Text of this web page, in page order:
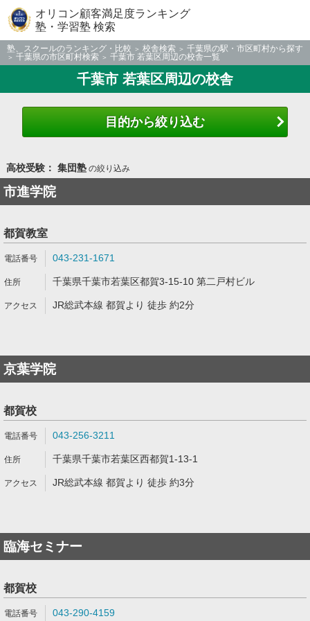
オリコン顧客満足度ランキング
塾・学習塾 検索
塾、スクールのランキング・比較 校舎検索
千葉県の駅・市区町村から探す
千葉県の市区町村検索
千葉市 若葉区周辺の校舎一覧
千葉市 若葉区周辺の校舎
目的から絞り込む
高校受験： 集団塾の絞り込み
市進学院
都賀教室
043-231-1671
千葉県千葉市若葉区都賀3-15-10 第二戸村ビル
JR総武本線 都賀より 徒歩 約2分
京葉学院
都賀校
043-256-3211
千葉県千葉市若葉区西都賀1-13-1
JR総武本線 都賀より 徒歩 約3分
臨海セミナー
都賀校
043-290-4159